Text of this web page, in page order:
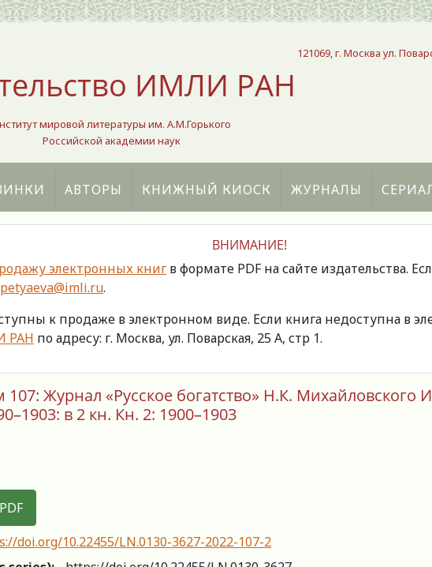
ИМЛИ РАН
мировой литературы им. А.М.Горького
Российской академии наук
121069, г. Москва ул.
АВТОРЫ КНИЖНЫЙ КИОСК ЖУРНАЛЫ
ВНИМАНИЕ!
электронных книг в формате PDF на сайте издательства.
petyaeva@imli.ru.
к продаже в электронном виде. Если книга недоступна в
РАН по адресу: г. Москва, ул. Поварская, 25 А, стр 1.
107: Журнал «Русское богатство» Н.К. Михайловского
в 2 кн. Кн. 2: 1900–1903
doi.org/10.22455/LN.0130-3627-2022-107-2